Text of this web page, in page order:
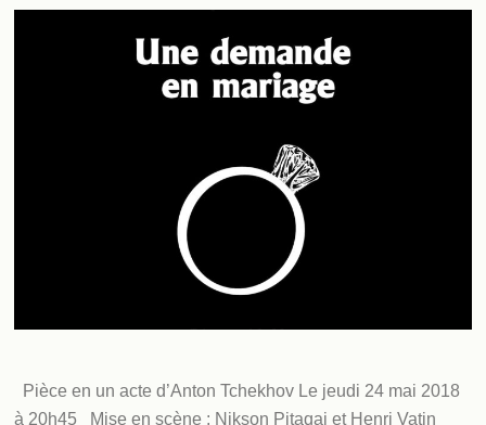
Pièce en un acte d’Anton Tchekhov Le jeudi 24 mai 2018
à 20h45 Mise en scène : Nikson Pitaqaj et Henri Vatin